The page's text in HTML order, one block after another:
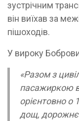
зустрічним
він виїхав за
пішоходів.
У вироку
«Разом з
пасажиркою
орієнтовно о
дощ, дорожнє